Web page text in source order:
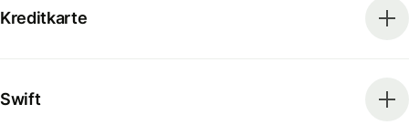
Kreditkarte
Swift